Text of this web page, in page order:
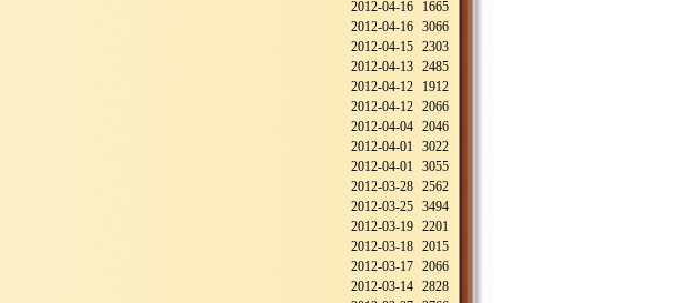
2012-04-16
1665
2012-04-16
3066
2012-04-15
2303
2012-04-13
2485
2012-04-12
1912
2012-04-12
2066
2012-04-04
2046
2012-04-01
3022
2012-04-01
3055
2012-03-28
2562
2012-03-25
3494
2012-03-19
2201
2012-03-18
2015
2012-03-17
2066
2012-03-14
2828